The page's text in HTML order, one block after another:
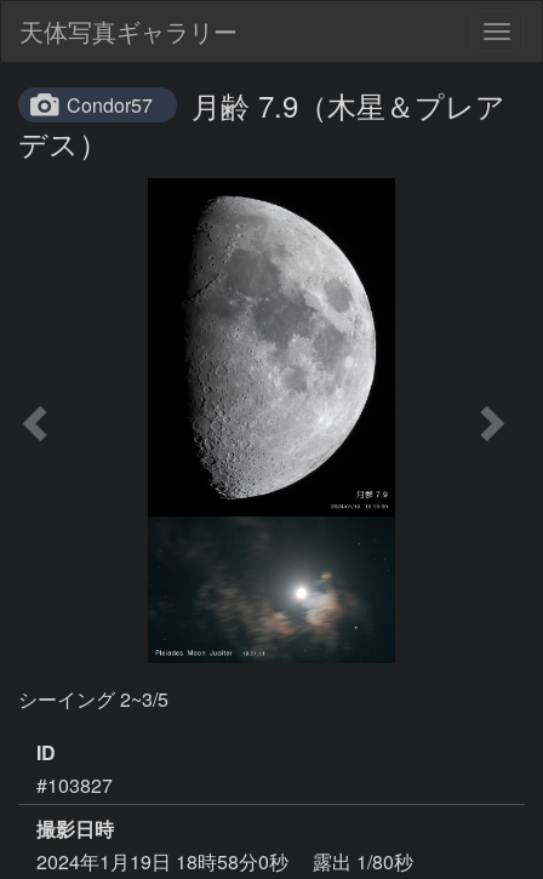
天体写真ギャラリー
Condor57
月齢 7.9（木星＆プレア
デス）
ID
#103827
撮影日時
2024年1月19日 18時58分0秒
露出 1/80秒